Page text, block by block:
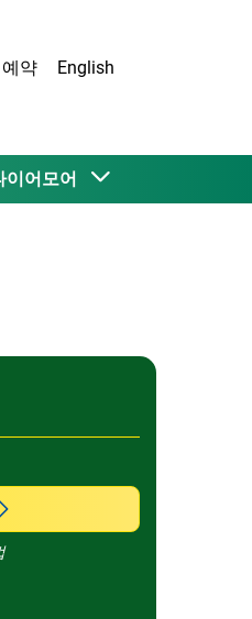
약 English
이어모어